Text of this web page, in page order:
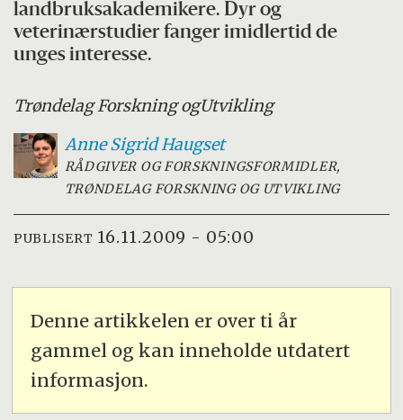
landbruksakademikere. Dyr og
veterinærstudier fanger imidlertid de
unges interesse.
Trøndelag Forskning ogUtvikling
Anne SigridHaugset
RÅDGIVER OG FORSKNINGSFORMIDLER,
TRØNDELAG FORSKNING OG UTVIKLING
PUBLISERT 16.11.2009 - 05:00
Denne artikkelen er over ti år
gammel og kan inneholde utdatert
informasjon.